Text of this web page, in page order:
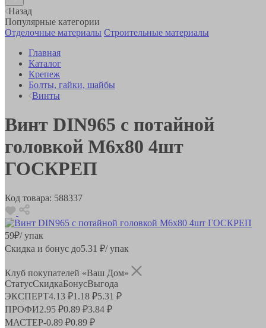
Назад
Популярные категории
Отделочные материалы Строительные материалы
Главная
Каталог
Крепеж
Болты, гайки, шайбы
Винты
Винт DIN965 с потайной
головкой М6х80 4шт
ГОСКРЕП
Код товара: 588337
59₽/ упак
Скидка и бонус до5.31 ₽/ упак
Клуб покупателей «Ваш Дом»
СтатусСкидкаБонусВыгода
ЭКСПЕРТ4.13 ₽1.18 ₽5.31 ₽
ПРОФИ2.95 ₽0.89 ₽3.84 ₽
МАСТЕР-0.89 ₽0.89 ₽